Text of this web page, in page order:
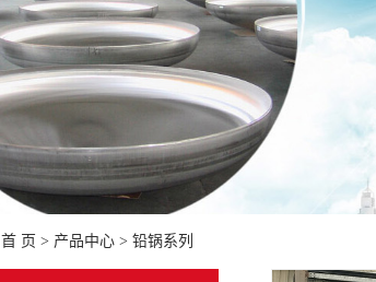
首 页 > 产品中心 > 铅锅系列